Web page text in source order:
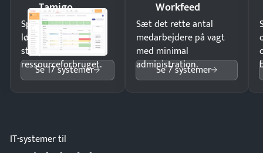
Tamigo
Spar tid på
lønberegning og få
styr på
ressourceforbruget.
Se 17 systemer
Workfeed
Sæt det rette antal
medarbejdere på vagt
med minimal
administration.
Se 7 systemer
IT-systemer til